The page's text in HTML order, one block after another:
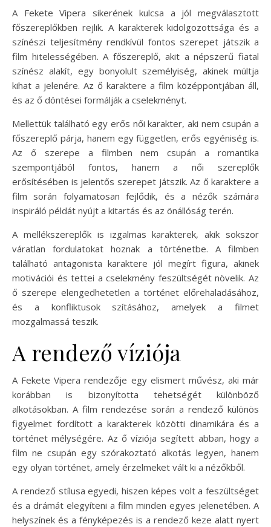
A Fekete Vipera sikerének kulcsa a jól megválasztott
főszereplőkben rejlik. A karakterek kidolgozottsága és a
színészi teljesítmény rendkívül fontos szerepet játszik a
film hitelességében. A főszereplő, akit a népszerű fiatal
színész alakít, egy bonyolult személyiség, akinek múltja
kihat a jelenére. Az ő karaktere a film középpontjában áll,
és az ő döntései formálják a cselekményt.
Mellettük található egy erős női karakter, aki nem csupán a
főszereplő párja, hanem egy független, erős egyéniség is.
Az ő szerepe a filmben nem csupán a romantika
szempontjából fontos, hanem a női szereplők
erősítésében is jelentős szerepet játszik. Az ő karaktere a
film során folyamatosan fejlődik, és a nézők számára
inspiráló példát nyújt a kitartás és az önállóság terén.
A mellékszereplők is izgalmas karakterek, akik sokszor
váratlan fordulatokat hoznak a történetbe. A filmben
található antagonista karaktere jól megírt figura, akinek
motivációi és tettei a cselekmény feszültségét növelik. Az
ő szerepe elengedhetetlen a történet előrehaladásához,
és a konfliktusok szításához, amelyek a filmet
mozgalmassá teszik.
A rendező víziója
A Fekete Vipera rendezője egy elismert művész, aki már
korábban is bizonyította tehetségét különböző
alkotásokban. A film rendezése során a rendező különös
figyelmet fordított a karakterek közötti dinamikára és a
történet mélységére. Az ő víziója segített abban, hogy a
film ne csupán egy szórakoztató alkotás legyen, hanem
egy olyan történet, amely érzelmeket vált ki a nézőkből.
A rendező stílusa egyedi, hiszen képes volt a feszültséget
és a drámát elegyíteni a film minden egyes jelenetében. A
helyszínek és a fényképezés is a rendező keze alatt nyert